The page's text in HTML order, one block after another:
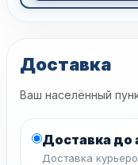
Доставка
Ваш населённый
Доставка до
Доставка